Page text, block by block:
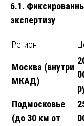
6.1.
экспертизу
Регион
Москва (внутри
МКАД)
Подмосковье
(до 30 км от